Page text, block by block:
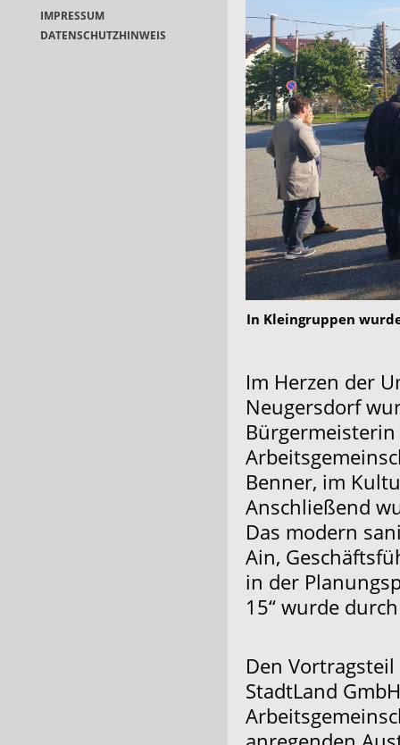
IMPRESSUM
DATENSCHUTZHINWEIS
In Kleingruppen
Im Herzen der
Neugersdorf
Benner, im
Anschließend
Das modern
Ain,
in der
15“ wurde
Den
StadtLand